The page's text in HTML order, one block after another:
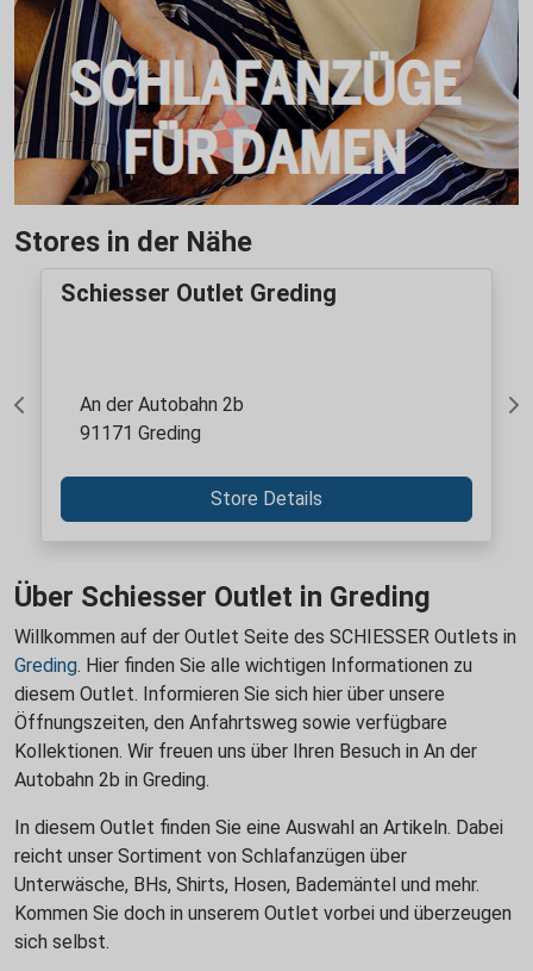
Stores in der Nähe
Previous
Schiesser Outlet Greding
An der Autobahn 2b
91171 Greding
Store Details
Über Schiesser Outlet in Greding
Willkommen auf der Outlet Seite des SCHIESSER Outlets in
Greding. Hier finden Sie alle wichtigen Informationen zu
diesem Outlet. Informieren Sie sich hier über unsere
Öffnungszeiten, den Anfahrtsweg sowie verfügbare
Kollektionen. Wir freuen uns über Ihren Besuch in An der
Autobahn 2b in Greding.
In diesem Outlet finden Sie eine Auswahl an Artikeln. Dabei
reicht unser Sortiment von Schlafanzügen über
Unterwäsche, BHs, Shirts, Hosen, Bademäntel und mehr.
Kommen Sie doch in unserem Outlet vorbei und überzeugen
sich selbst.